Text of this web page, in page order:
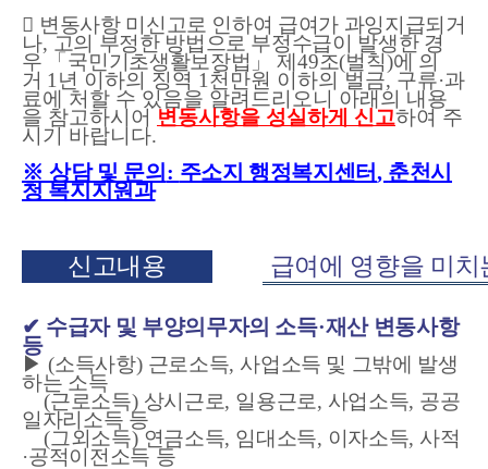
 변동사항 미신고로 인하여 급여가 과잉지급되거
나, 고의 부정한 방법으로 부정수급이 발생한 경
우
「 국민기초생활보장법 」제 49조(벌칙)에 의
거 1 년 이하의 징역 1 천만원 이하의 벌금, 구류·과
료에 처할 수 있음을 알려드리오니 아래의 내용
을 참고하시어 변동사항을 성실하게 신고하여 주
시기 바랍니다.
※ 상담 및 문의 : 주소지 행정복지센터, 춘천시
청 복지지원과
신고내용 급여에 영향을 미
✔ 수급자 및 부양의무자의 소득·재산 변동사항
등
▶ (소득사항) 근로소득, 사업소득 및 그밖에 발생
하는 소득
(근로소득) 상시근로, 일용근로, 사업소득, 공공
일자리소득 등
(그외소득) 연금소득, 임대소득, 이자소득, 사적
·공적이전소득 등